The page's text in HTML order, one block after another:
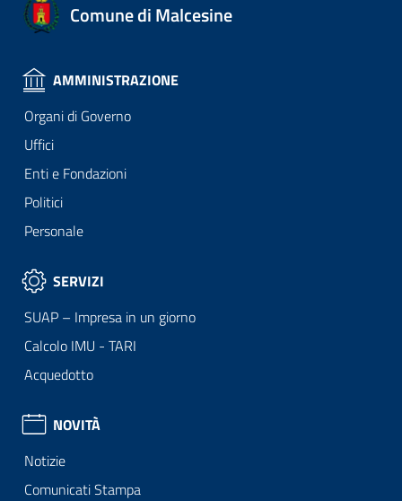
Comune di Malcesine
AMMINISTRAZIONE
Organi di Governo
Uffici
Enti e Fondazioni
Politici
Personale
SERVIZI
SUAP – Impresa in un giorno
Calcolo IMU - TARI
Acquedotto
NOVITÀ
Notizie
Comunicati Stampa